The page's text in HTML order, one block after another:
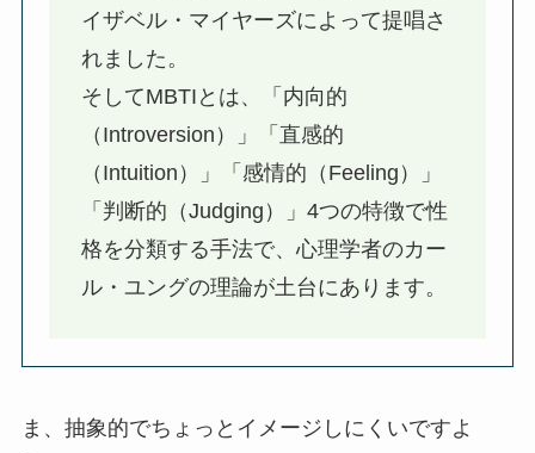
イザベル・マイヤーズによって提唱さ
れました。
そしてMBTIとは、「内向的
（Introversion）」「直感的
（Intuition）」「感情的（Feeling）」
「判断的（Judging）」4つの特徴で性
格を分類する手法で、心理学者のカー
ル・ユングの理論が土台にあります。
ま、抽象的でちょっとイメージしにくいですよ